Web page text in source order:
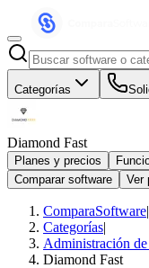
Categorías
Diamond Fast
Planes y precios
Comparar software
Ver
ComparaSoftware|
Categorías|
Administración de
Diamond Fast